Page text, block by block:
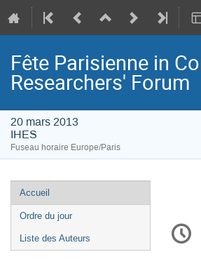
Fête Parisienne in
Researchers' Forum­
20 mars 2013
IHES
Fuseau horaire Europe/Paris
Menu
de
l'événement
Accueil
Ordre du jour
Liste des Auteurs
de